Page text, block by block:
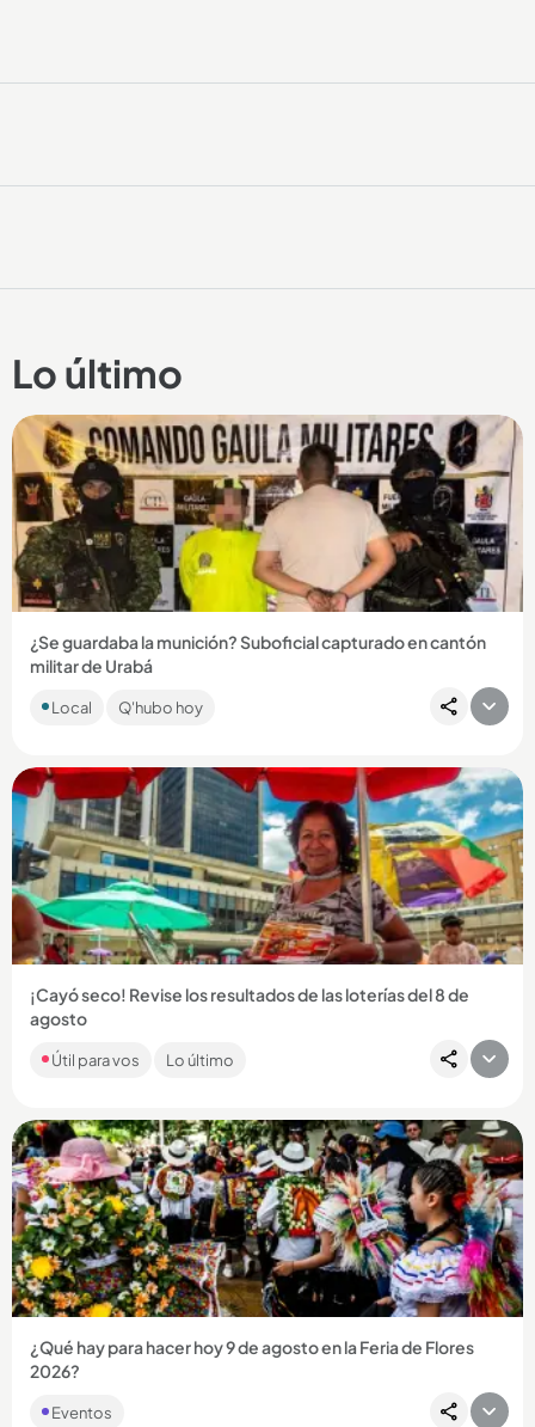
Lo último
¿Se guardaba la munición? Suboficial capturado en cantón
militar de Urabá
otros elementos de uso privativo de las Fuerzas Militares
Local Q'hubo hoy
Compartir Noticia
¡Cayó seco! Revise los resultados de las loterías del 8 de
agosto
Como cada día, en Q’HUBO le traemos los resultados de los
chances y loterías que jugaron en el país. Revise si ganó
Útil para vos Lo último
Compartir Noticia
¿Qué hay para hacer hoy 9 de agosto en la Feria de Flores
2026?
Eventos